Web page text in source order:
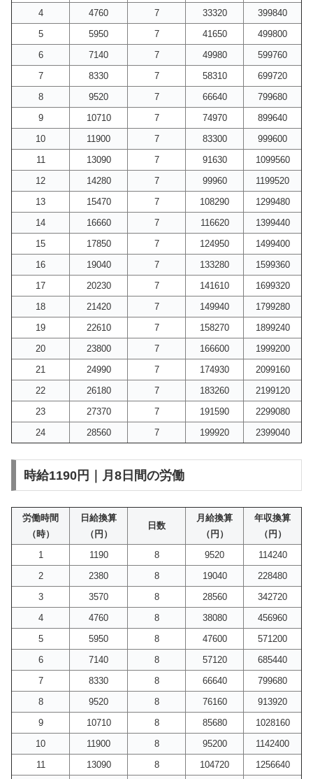
4 4760 7 33320
399840
5
5950 7 41650
499800
6
7140 7 49980
599760
7
8330 7 58310
699720
8
9520 7 66640
799680
9
10710 7 74970
899640
10
11900 7 83300
999600
11
13090 7 91630
1099560
12
14280 7 99960
1199520
13
15470 7 108290
1299480
14
16660 7 116620
1399440
15
17850 7 124950
1499400
16
19040 7 133280
1599360
17
20230 7 141610
1699320
18
21420 7 149940
1799280
19
22610 7 158270
1899240
20
23800 7 166600
1999200
21
24990 7 174930
2099160
22
26180 7 183260
2199120
23
27370 7 191590
2299080
24
28560 7 199920 2399040
時給1190円｜月8日間の労働
労働時間
（時）
日給換算
（円）
日数
月給換算
（円）
年収換算
（円）
1
1190 8 9520
114240
2
2380 8 19040
228480
3
3570 8 28560
342720
4
4760 8 38080
456960
5
5950 8 47600
571200
6
7140 8 57120
685440
7
8330 8 66640
799680
8
9520 8 76160
913920
9
10710 8 85680
1028160
10
11900 8 95200
1142400
11
13090 8 104720
1256640